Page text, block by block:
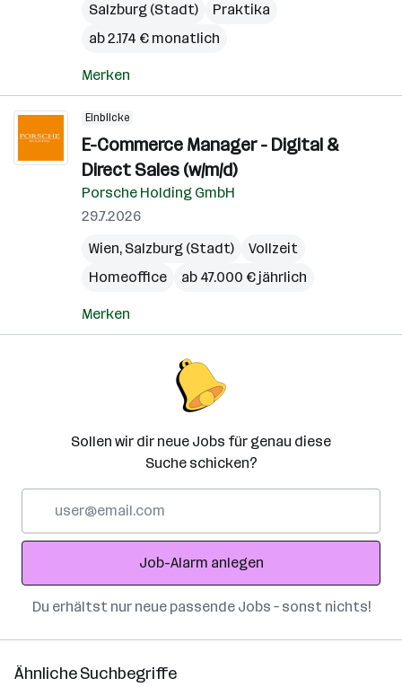
Salzburg (Stadt)
Praktika
ab 2.174 € monatlich
Merken
Einblicke
E-Commerce Manager - Digital &
Direct Sales (w/m/d)
Porsche Holding GmbH
29.7.2026
Wien, Salzburg (Stadt)
Vollzeit
Homeoffice
ab 47.000 € jährlich
Merken
Sollen wir dir neue Jobs für genau diese
Suche schicken?
Adresse
Job-Alarm anlegen
Du erhältst nur neue passende Jobs – sonst nichts!
Ähnliche Suchbegriffe